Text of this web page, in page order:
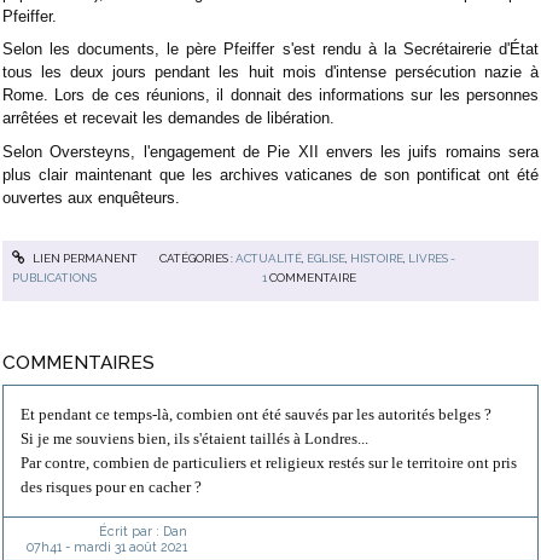
Pfeiffer.
Selon les documents, le père Pfeiffer s'est rendu à la Secrétairerie d'État
tous les deux jours pendant les huit mois d'intense persécution nazie à
Rome. Lors de ces réunions, il donnait des informations sur les personnes
arrêtées et recevait les demandes de libération.
Selon Oversteyns, l'engagement de Pie XII envers les juifs romains sera
plus clair maintenant que les archives vaticanes de son pontificat ont été
ouvertes aux enquêteurs.
LIEN PERMANENT CATÉGORIES :ACTUALITÉ, EGLISE, HISTOIRE, LIVRES -
PUBLICATIONS
1 COMMENTAIRE
COMMENTAIRES
Et pendant ce temps-là, combien ont été sauvés par les autorités belges ?
Si je me souviens bien, ils s'étaient taillés à Londres...
Par contre, combien de particuliers et religieux restés sur le territoire ont pris
des risques pour en cacher ?
Écrit par : Dan
07h41 - mardi 31 août 2021